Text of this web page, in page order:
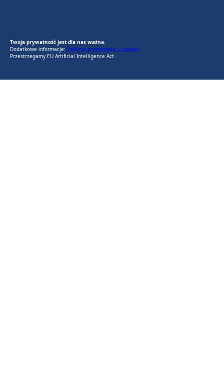
Twoja prywatność jest dla nas ważna.
Dodatkowe informacje: Polityka prywatności i cookies
Przestrzegamy EU Artificial Intelligence Act.